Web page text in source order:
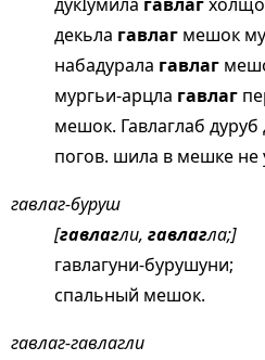
декьла гавлаг мешок
набадурала гавлаг
мургьи-арцла гавлаг
мешок. Гавлаглаб
погов. шила в мешке не
гавлаг-буруш
[гавлагли, гавлагла;]
гавлагуни-бурушуни;
спальный мешок.
гавлаг-гавлагли